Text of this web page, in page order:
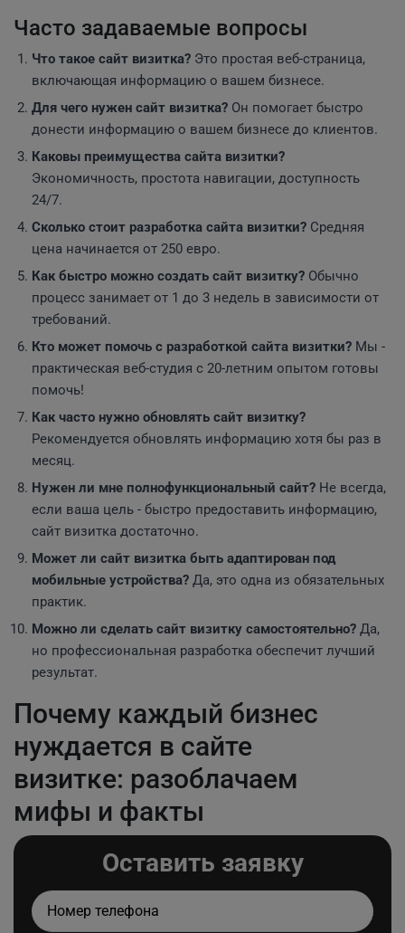
Часто задаваемые вопросы
Что такое сайт визитка? Это простая веб-страница,
включающая информацию о вашем бизнесе.
Для чего нужен сайт визитка? Он помогает быстро
донести информацию о вашем бизнесе до клиентов.
Каковы преимущества сайта визитки?
Экономичность, простота навигации, доступность
24/7.
Сколько стоит разработка сайта визитки? Средняя
цена начинается от 250 евро.
Как быстро можно создать сайт визитку? Обычно
процесс занимает от 1 до 3 недель в зависимости от
требований.
Кто может помочь с разработкой сайта визитки? Мы -
практическая веб-студия с 20-летним опытом готовы
помочь!
Как часто нужно обновлять сайт визитку?
Рекомендуется обновлять информацию хотя бы раз в
месяц.
Нужен ли мне полнофункциональный сайт? Не всегда,
если ваша цель - быстро предоставить информацию,
сайт визитка достаточно.
Может ли сайт визитка быть адаптирован под
мобильные устройства? Да, это одна из обязательных
практик.
Можно ли сделать сайт визитку самостоятельно? Да,
но профессиональная разработка обеспечит лучший
результат.
Почему каждый бизнес
нуждается в сайте
визитке: разоблачаем
мифы и факты
Оставить заявку